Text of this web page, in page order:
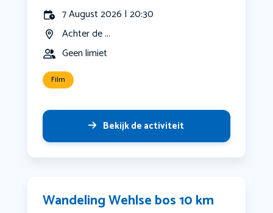
7 August 2026 | 20:30
Achter de ...
Geen limiet
Film
Bekijk de activiteit
Wandeling Wehlse bos 10 km